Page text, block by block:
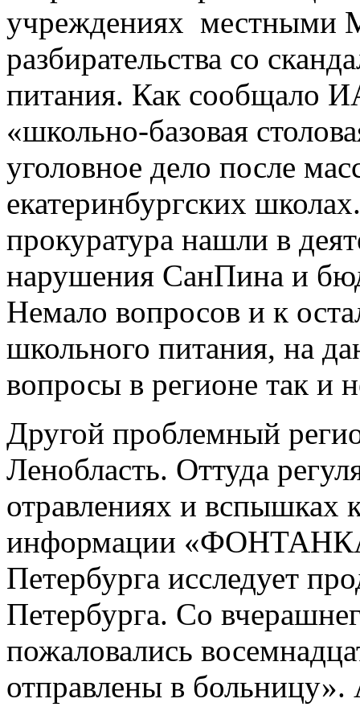
учреждениях местными
разбирательства со
питания. Как сообщало
«школьно-базовая
уголовное дело после
екатеринбургских
прокуратура нашли в
нарушения СанПина и
Немало вопросов и к
школьного питания, на
вопросы в регионе так и
Другой проблемный
Ленобласть. Оттуда
отравлениях и
информации
Петербурга исследует
Петербурга. Со
пожаловались
отправлены в